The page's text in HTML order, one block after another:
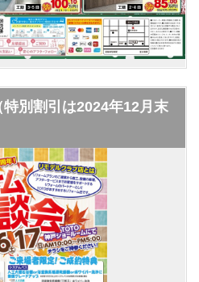
別割引は2024年12月末